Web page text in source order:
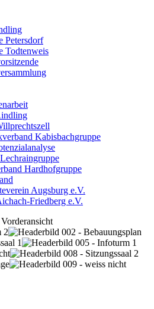
Petersdorf
Todtenweis
Kabisbachgruppe
Hardhofgruppe
Augsburg e.V.
Friedberg e.V.